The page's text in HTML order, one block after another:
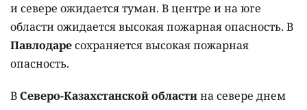
и севере ожидается туман. В центре и на юге
области ожидается высокая пожарная опасность. В
Павлодаресохраняется высокая пожарная
опасность.
ВСеверо-Казахстанской областина севере днем